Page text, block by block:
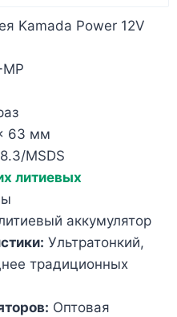
Kamada Power 12V
63 мм
MSDS
литиевых
аккумулятор
Ультратонкий,
традиционных
Оптовая